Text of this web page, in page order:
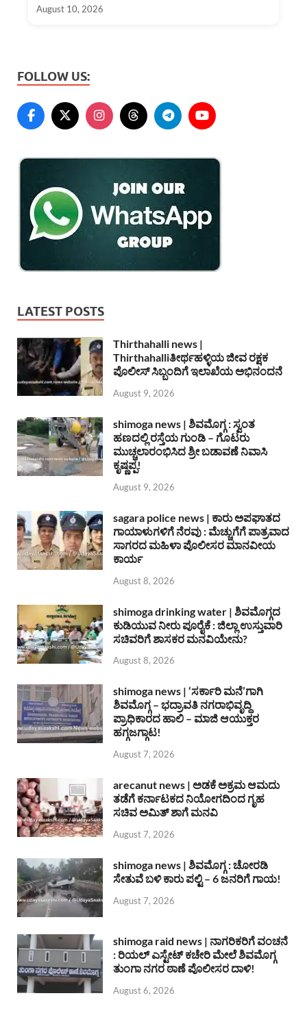
August 10, 2026
FOLLOW US:
LATEST POSTS
Thirthahalli news |
Thirthahalliತೀರ್ಥಹಳ್ಳಿಯ ಜೀವ ರಕ್ಷಕ
ಪೊಲೀಸ್ ಸಿಬ್ಬಂದಿಗೆ ಇಲಾಖೆಯ ಅಭಿನಂದನೆ
August 9, 2026
shimoga news | ಶಿವಮೊಗ್ಗ : ಸ್ವಂತ
ಹಣದಲ್ಲಿ ರಸ್ತೆಯ ಗುಂಡಿ – ಗೊಟರು
ಮುಚ್ಚಲಾರಂಭಿಸಿದ ಶ್ರೀ ಬಡಾವಣೆ ನಿವಾಸಿ
ಕೃಷ್ಣಪ್ಪ!
August 9, 2026
sagara police news | ಕಾರು ಅಪಘಾತದ
ಗಾಯಾಳುಗಳಿಗೆ ನೆರವು : ಮೆಚ್ಚುಗೆಗೆ ಪಾತ್ರವಾದ
ಸಾಗರದ ಮಹಿಳಾ ಪೊಲೀಸರ ಮಾನವೀಯ
ಕಾರ್ಯ
August 8, 2026
shimoga drinking water | ಶಿವಮೊಗ್ಗದ
ಕುಡಿಯುವ ನೀರು ಪೂರೈಕೆ : ಜಿಲ್ಲಾ ಉಸ್ತುವಾರಿ
ಸಚಿವರಿಗೆ ಶಾಸಕರ ಮನವಿಯೇನು?
August 8, 2026
shimoga news | ‘ಸರ್ಕಾರಿ ಮನೆ’ಗಾಗಿ
ಶಿವಮೊಗ್ಗ – ಭದ್ರಾವತಿ ನಗರಾಭಿವೃದ್ದಿ
ಪ್ರಾಧಿಕಾರದ ಹಾಲಿ – ಮಾಜಿ ಆಯುಕ್ತರ
ಹಗ್ಗಜಗ್ಗಾಟ!
August 7, 2026
arecanut news | ಅಡಕೆ ಅಕ್ರಮ ಆಮದು
ತಡೆಗೆ ಕರ್ನಾಟಕದ ನಿಯೋಗದಿಂದ ಗೃಹ
ಸಚಿವ ಅಮಿತ್ ಶಾಗೆ ಮನವಿ
August 7, 2026
shimoga news | ಶಿವಮೊಗ್ಗ : ಚೋರಡಿ
ಸೇತುವೆ ಬಳಿ ಕಾರು ಪಲ್ಟಿ – 6 ಜನರಿಗೆ ಗಾಯ!
August 7, 2026
shimoga raid news | ನಾಗರಿಕರಿಗೆ ವಂಚನೆ
: ರಿಯಲ್ ಎಸ್ಟೇಟ್ ಕಚೇರಿ ಮೇಲೆ ಶಿವಮೊಗ್ಗ
ತುಂಗಾ ನಗರ ಠಾಣೆ ಪೊಲೀಸರ ದಾಳಿ!
August 6, 2026